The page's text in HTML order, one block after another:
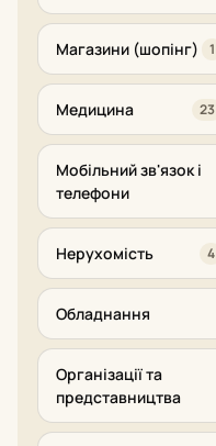
Магазини (шопінг) 1
Медицина 23
Мобільний зв'язок і
телефони
Нерухомість 4
Обладнання
Організації та
представництва